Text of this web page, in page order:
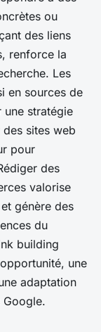
ou
des liens
renforce la
Les
en sources de
une stratégie
des sites web
pour
des
valorise
génère des
du
building
une
adaptation
Google.